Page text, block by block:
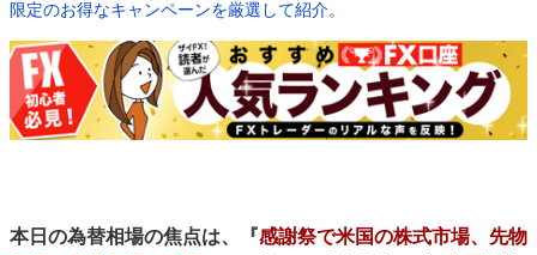
限定のお得なキャンペーンを厳選して紹介。
本日の為替相場の焦点は、『感謝祭で米国の株式市場、先物